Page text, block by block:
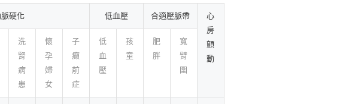
硬化 低血壓 合適壓脈帶
心
房
顫
動
洗
腎
病
患
懷
孕
婦
女
子
癲
前
症
低
血
壓
孩
童
肥
胖
寬
臂
圍